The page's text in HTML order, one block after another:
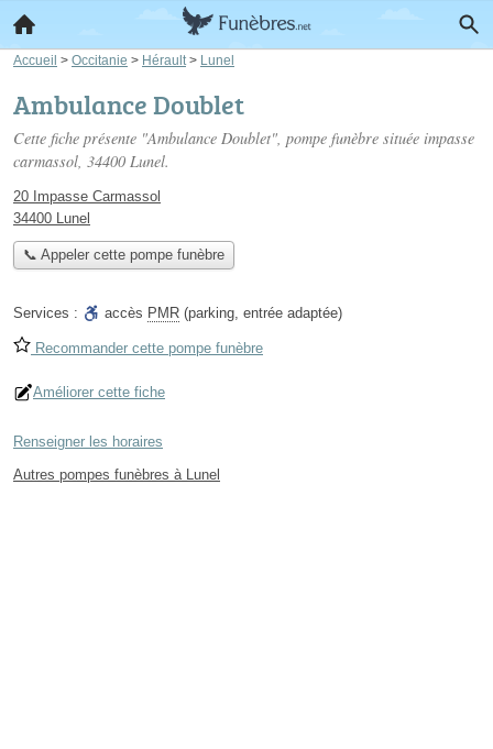
Accueil > Occitanie > Hérault > Lunel
Ambulance Doublet
Cette fiche présente "Ambulance Doublet", pompe funèbre située impasse
carmassol, 34400 Lunel.
20 Impasse Carmassol
34400 Lunel
📞 Appeler cette pompe funèbre
Services : accès PMR (parking, entrée adaptée)
Recommander cette pompe funèbre
Améliorer cette fiche
Renseigner les horaires
Autres pompes funèbres à Lunel